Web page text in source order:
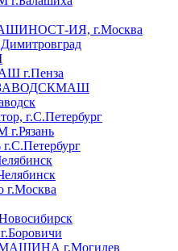
ИЯ, г.Москва
г.Пенза
г.С.Петербург
г.Москва
г.Могилев